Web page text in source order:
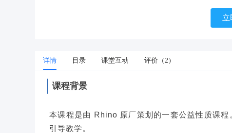
立
详情 目录 课堂互动 评价（2）
课程背景
本课程是由 Rhino 原厂策划的一套公益性质课
引导教学。